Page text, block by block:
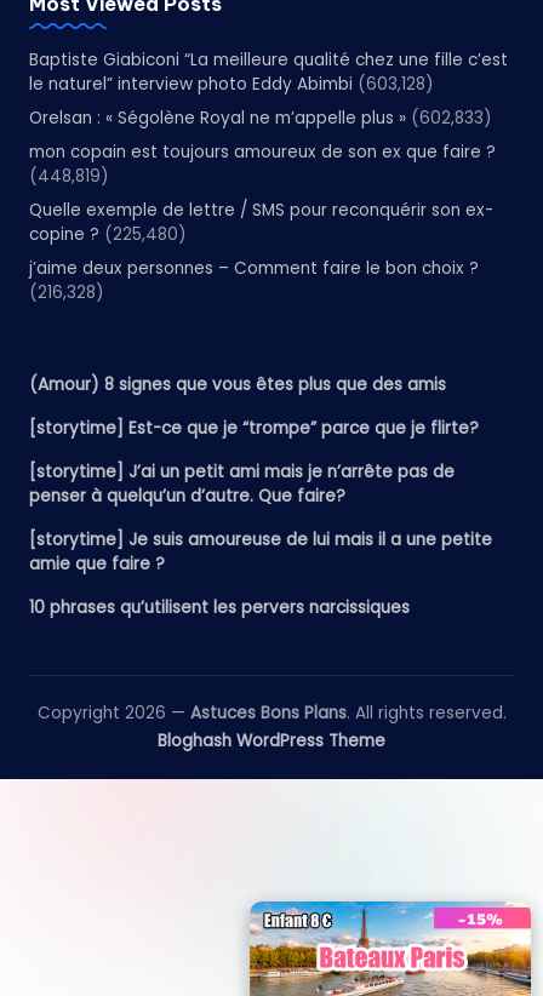
Baptiste Giabiconi “La meilleure qualité chez une fille c’est
le naturel” interview photo Eddy Abimbi (603,128)
Orelsan : « Ségolène Royal ne m’appelle plus » (602,833)
mon copain est toujours amoureux de son ex que faire ?
(448,819)
Quelle exemple de lettre / SMS pour reconquérir son ex-
copine ? (225,480)
j’aime deux personnes – Comment faire le bon choix ?
(216,328)
(Amour) 8 signes que vous êtes plus que des amis
[storytime] Est-ce que je “trompe” parce que je flirte?
[storytime] J’ai un petit ami mais je n’arrête pas de
penser à quelqu’un d’autre. Que faire?
[storytime] Je suis amoureuse de lui mais il a une petite
amie que faire ?
10 phrases qu’utilisent les pervers narcissiques
Copyright 2026 — Astuces Bons Plans. All rights reserved.
Bloghash WordPress Theme